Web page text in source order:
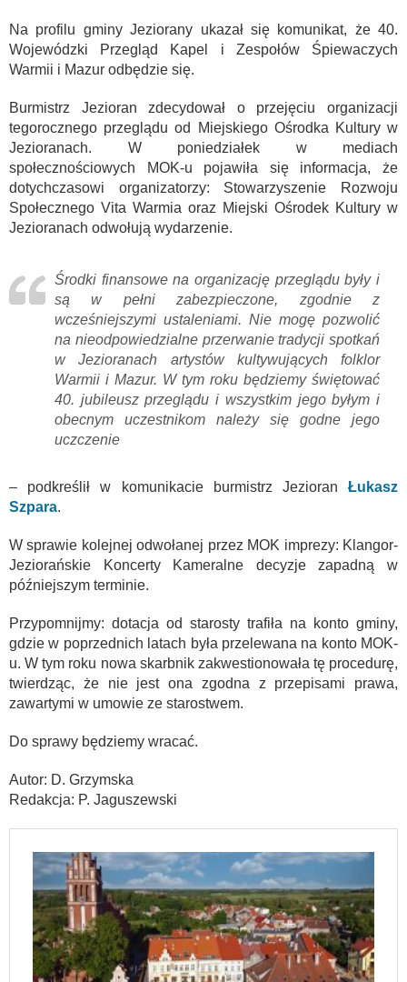
Na profilu gminy Jeziorany ukazał się komunikat, że 40.
Wojewódzki Przegląd Kapel i Zespołów Śpiewaczych
Warmii i Mazur odbędzie się.
Burmistrz Jezioran zdecydował o przejęciu organizacji
tegorocznego przeglądu od Miejskiego Ośrodka Kultury w
Jezioranach. W poniedziałek w mediach
społecznościowych MOK-u pojawiła się informacja, że
dotychczasowi organizatorzy: Stowarzyszenie Rozwoju
Społecznego Vita Warmia oraz Miejski Ośrodek Kultury w
Jezioranach odwołują wydarzenie.
Środki finansowe na organizację przeglądu były i
są w pełni zabezpieczone, zgodnie z
wcześniejszymi ustaleniami. Nie mogę pozwolić
na nieodpowiedzialne przerwanie tradycji spotkań
w Jezioranach artystów kultywujących folklor
Warmii i Mazur. W tym roku będziemy świętować
40. jubileusz przeglądu i wszystkim jego byłym i
obecnym uczestnikom należy się godne jego
uczczenie
– podkreślił w komunikacie burmistrz Jezioran Łukasz
Szpara.
W sprawie kolejnej odwołanej przez MOK imprezy: Klangor-
Jeziorańskie Koncerty Kameralne decyzje zapadną w
późniejszym terminie.
Przypomnijmy: dotacja od starosty trafiła na konto gminy,
gdzie w poprzednich latach była przelewana na konto MOK-
u. W tym roku nowa skarbnik zakwestionowała tę procedurę,
twierdząc, że nie jest ona zgodna z przepisami prawa,
zawartymi w umowie ze starostwem.
Do sprawy będziemy wracać.
Autor: D. Grzymska
Redakcja: P. Jaguszewski